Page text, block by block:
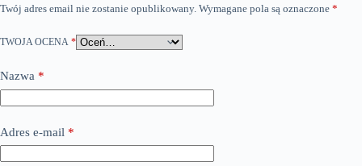
Twój adres email nie zostanie opublikowany. Wymagane pola są oznaczone *
TWOJA OCENA *
Nazwa *
Adres e-mail *